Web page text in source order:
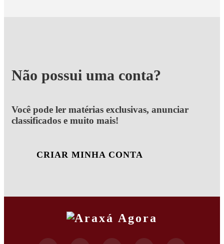
Não possui uma conta?
Você pode ler matérias exclusivas, anunciar
classificados e muito mais!
CRIAR MINHA CONTA